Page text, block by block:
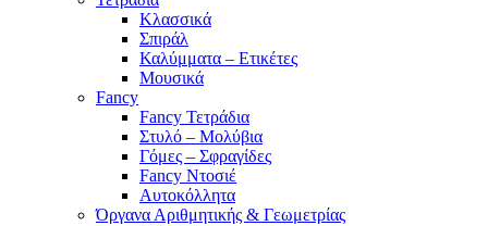
Κλασσικά
Σπιράλ
Καλύμματα – Ετικέτες
Μουσικά
Fancy
Fancy Τετράδια
Στυλό – Μολύβια
Γόμες – Σφραγίδες
Fancy Ντοσιέ
Αυτοκόλλητα
Όργανα Αριθμητικής & Γεωμετρίας